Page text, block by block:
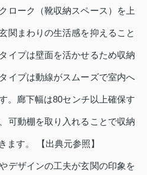
ローク（靴収納スペース）を上
関まわりの生活感を抑えること
イプは壁面を活かせるため収納
イプは動線がスムーズで室内へ
。廊下幅は80センチ以上確保す
可動棚を取り入れることで収納
ます。 【出典元参照】
デザインの工夫が玄関の印象を